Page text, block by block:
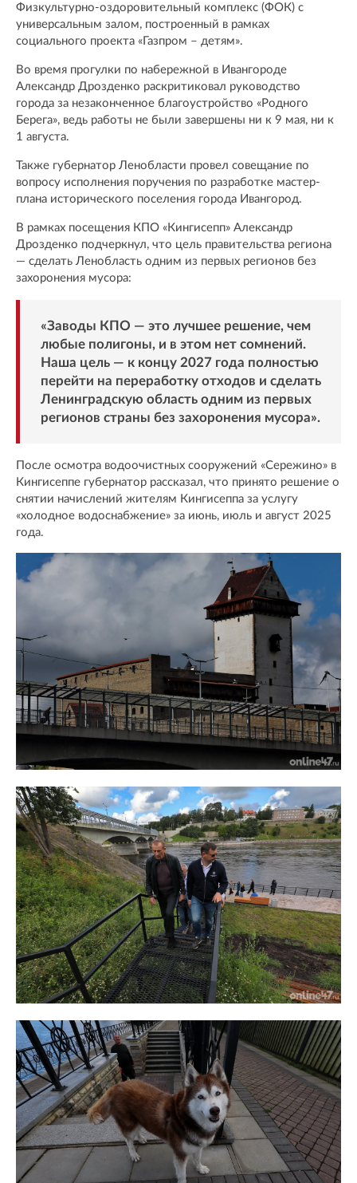
Физкультурно-оздоровительный комплекс (ФОК) с
универсальным залом, построенный в рамках
социального проекта «Газпром – детям».
Во время прогулки по набережной в Ивангороде
Александр Дрозденко раскритиковал руководство
города за незаконченное благоустройство «Родного
Берега», ведь работы не были завершены ни к 9 мая, ни к
1 августа.
Также губернатор Ленобласти провел совещание по
вопросу исполнения поручения по разработке мастер-
плана исторического поселения города Ивангород.
В рамках посещения КПО «Кингисепп» Александр
Дрозденко подчеркнул, что цель правительства региона
— сделать Ленобласть одним из первых регионов без
захоронения мусора:
«Заводы КПО — это лучшее решение, чем
любые полигоны, и в этом нет сомнений.
Наша цель — к концу 2027 года полностью
перейти на переработку отходов и сделать
Ленинградскую область одним из первых
регионов страны без захоронения мусора».
После осмотра водоочистных сооружений «Сережино» в
Кингисеппе губернатор рассказал, что принято решение о
снятии начислений жителям Кингисеппа за услугу
«холодное водоснабжение» за июнь, июль и август 2025
года.